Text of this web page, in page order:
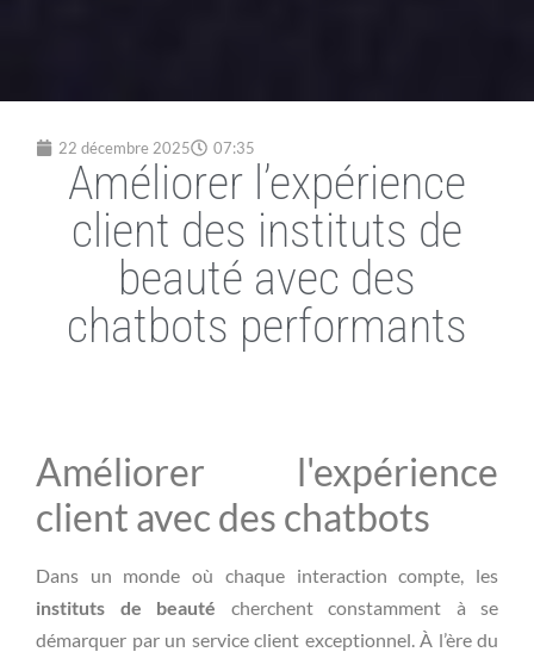
22 décembre 2025 07:35
Améliorer l’expérience
client des instituts de
beauté avec des
chatbots performants
Améliorer l'expérience
client avec des chatbots
Dans un monde où chaque interaction compte, les
instituts de beauté cherchent constamment à se
démarquer par un service client exceptionnel. À l’ère du